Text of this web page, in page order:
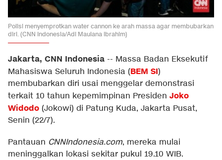
Polisi menyemprotkan water cannon ke arah massa agar membubarkan
diri. (CNN Indonesia/Adi Maulana Ibrahim)
Jakarta, CNN Indonesia -- Massa Badan Eksekutif
Mahasiswa Seluruh Indonesia (BEM SI)
membubarkan diri usai menggelar demonstrasi
terkait 10 tahun kepemimpinan Presiden Joko
Widodo (Jokowi) di Patung Kuda, Jakarta Pusat,
Senin (22/7).
Pantauan CNNIndonesia.com, mereka mulai
meninggalkan lokasi sekitar pukul 19.10 WIB.